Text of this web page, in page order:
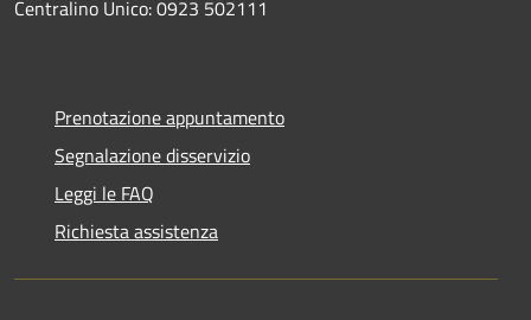
Centralino Unico: 0923 502111
Prenotazione appuntamento
Segnalazione disservizio
Leggi le FAQ
Richiesta assistenza